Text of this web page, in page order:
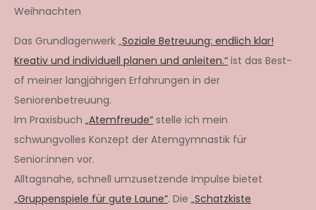
Weihnachten
Das Grundlagenwerk „Soziale Betreuung: endlich klar!
Kreativ und individuell planen und anleiten.“ ist das Best-
of meiner langjährigen Erfahrungen in der
Seniorenbetreuung.
Im Praxisbuch „Atemfreude“ stelle ich mein
schwungvolles Konzept der Atemgymnastik für
Senior:innen vor.
Alltagsnahe, schnell umzusetzende Impulse bietet
„Gruppenspiele für gute Laune“. Die „Schatzkiste